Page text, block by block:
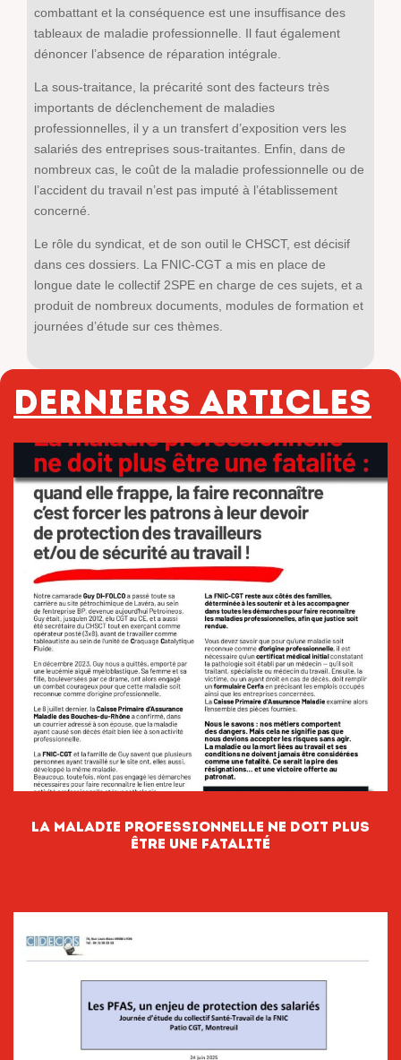
combattant et la conséquence est une insuffisance des
tableaux de maladie professionnelle. Il faut également
dénoncer l’absence de réparation intégrale.
La sous-traitance, la précarité sont des facteurs très
importants de déclenchement de maladies
professionnelles, il y a un transfert d’exposition vers les
salariés des entreprises sous-traitantes. Enfin, dans de
nombreux cas, le coût de la maladie professionnelle ou de
l’accident du travail n’est pas imputé à l’établissement
concerné.
Le rôle du syndicat, et de son outil le CHSCT, est décisif
dans ces dossiers. La FNIC-CGT a mis en place de
longue date le collectif 2SPE en charge de ces sujets, et a
produit de nombreux documents, modules de formation et
journées d’étude sur ces thèmes.
Derniers articles
LA MALADIE PROFESSIONNELLE NE DOIT PLUS
ÊTRE UNE FATALITÉ